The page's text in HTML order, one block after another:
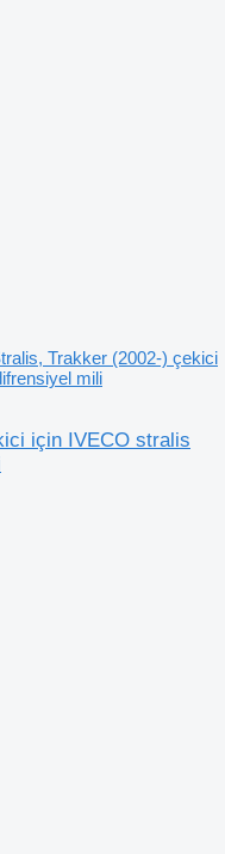
Trakker (2002-) çekici
mili
için IVECO stralis